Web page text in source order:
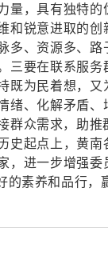
量，具有独特
和锐意进取的
多、资源多、
三要在联系服
既为民着想，
绪、化解矛盾
众需求，助推
史起点上，黄
，进一步增强
的素养和品行，